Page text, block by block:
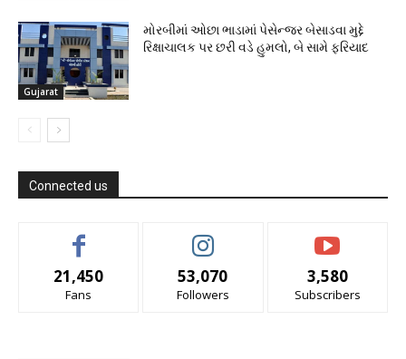
Gujarat
મોરબીમાં ઓછા ભાડામાં પેસેન્જર બેસાડવા મુદ્દે
રિક્ષાચાલક પર છરી વડે હુમલો, બે સામે ફરિયાદ
Connected us
21,450
Fans
53,070
Followers
3,580
Subscribers